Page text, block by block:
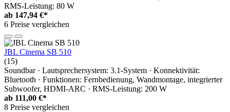
RMS-Leistung: 80 W
ab 147,94 €*
6 Preise vergleichen
JBL Cinema SB 510
(15)
Soundbar · Lautsprechersystem: 3.1-System · Konnektivität:
Bluetooth · Funktionen: Fernbedienung, Wandmontage, integrierter
Subwoofer, HDMI-ARC · RMS-Leistung: 200 W
ab 111,00 €*
8 Preise vergleichen